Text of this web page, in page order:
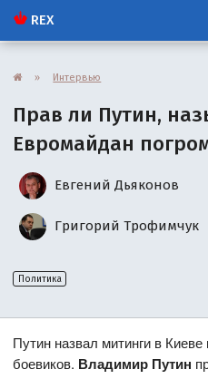
REX
» Интервью
Прав ли Путин,
Евромайдан
Евгений Дьяконов
Григорий Трофимчук
Политика
Путин назвал митинги в
боевиков. Владимир Путин